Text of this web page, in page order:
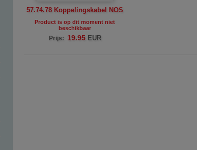
57.74.78 Koppelingskabel NOS
Product is op dit moment niet
beschikbaar
Prijs: 19.95 EUR